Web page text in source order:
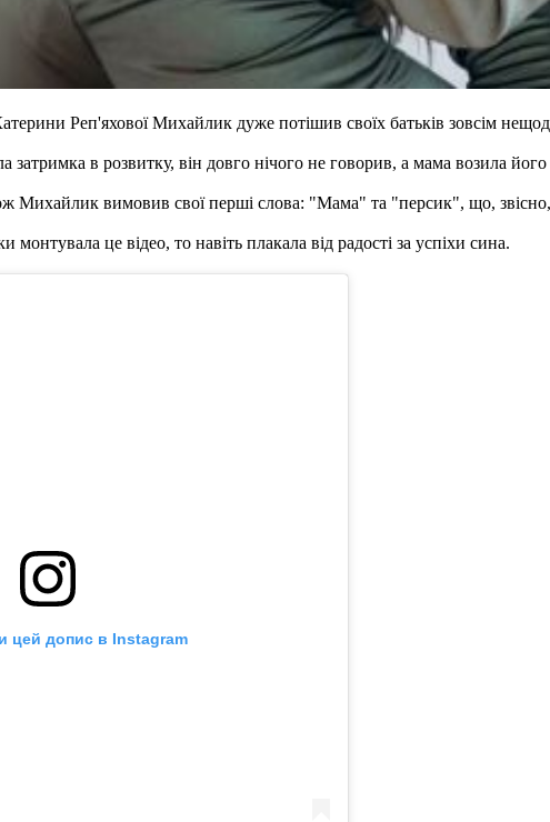
Реп'яхової Михайлик дуже потішив своїх батьків зовсім
в розвитку, він довго нічого не говорив, а мама возила його
Михайлик вимовив свої перші слова: "Мама" та "персик", що,
монтувала це відео, то навіть плакала від радості за успіхи сина.
цей допис в Instagram